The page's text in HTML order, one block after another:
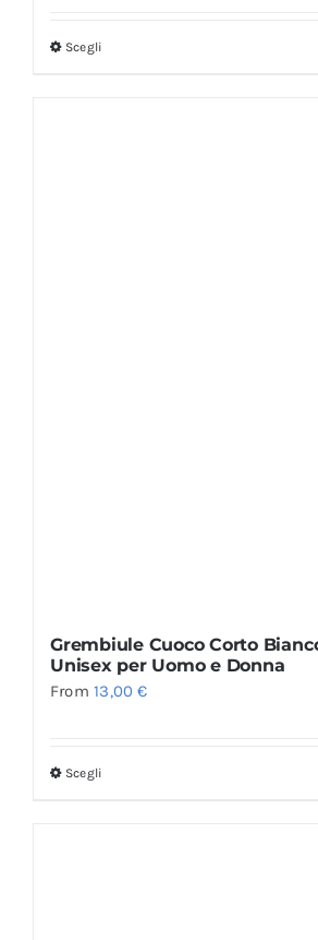
Scegli
Grembiule Cuoco Corto
Unisex per Uomo e Donna
From13,00€
Scegli